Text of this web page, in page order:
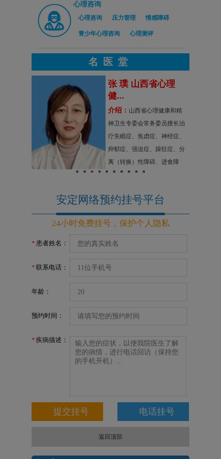
心理咨询
心理咨询 压力管理 情感障碍
青少年心理咨询 心理测评
名医堂
1 2 3 4 5 6 7 8 9 10
张 璞 山西省心理
健...
介绍： 山西省心理健康和精
神卫生专委会常务委员擅长治
疗失眠症、焦虑症、神经症、
抑郁症、强迫症、躁狂症、分
离（转换）性障碍、进食障
碍、惊恐障碍、疑病障碍、双
精依赖等各类精神疾病。在无
抽...
安定网络预约挂号平台
24小时免费挂号，保护个人隐私
* 患者姓名：
* 联系电话：
年龄：
预约时间：
* 疾病描述：
返回顶部